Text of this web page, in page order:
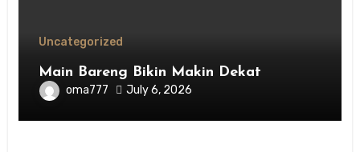
Uncategorized
Main Bareng Bikin Makin Dekat
oma777 July 6, 2026